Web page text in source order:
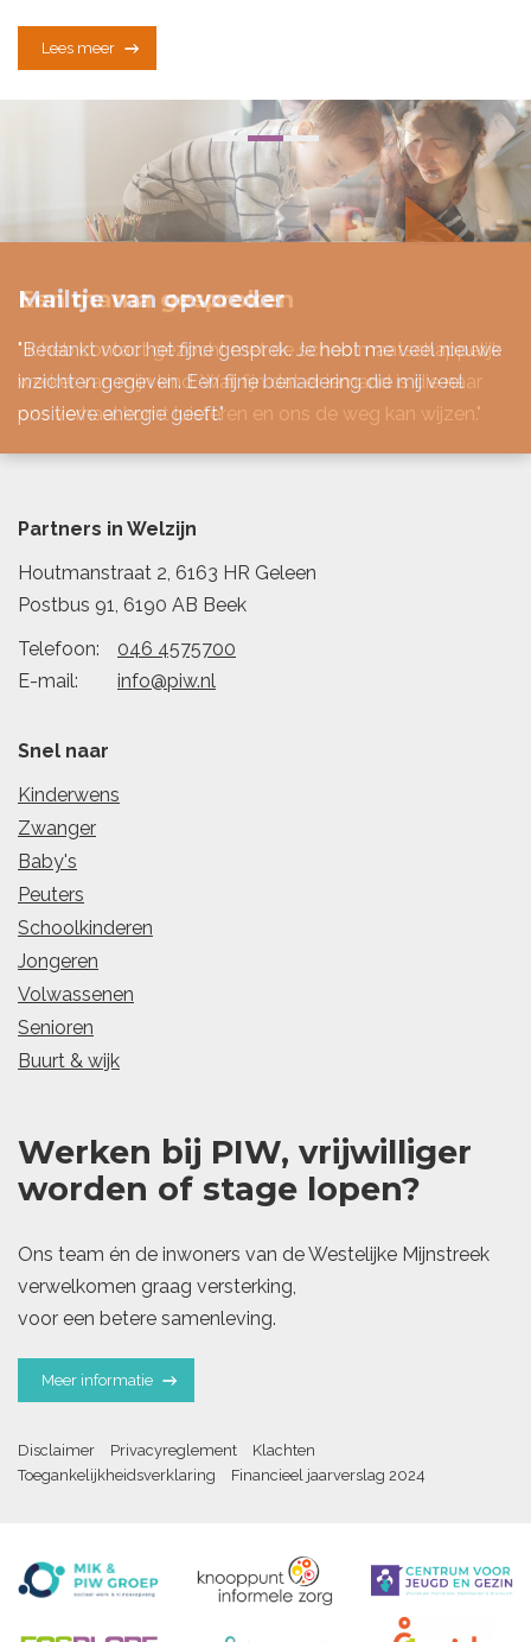
Lees meer
Mailtje van opvoeder
"Bedankt voor het fijne gesprek. Je hebt me veel nieuwe
inzichten gegeven. Een fijne benadering die mij veel
positieve energie geeft."
Partners in Welzijn
Houtmanstraat 2, 6163 HR Geleen
Postbus 91, 6190 AB Beek
Telefoon:
046 4575700
E-mail:
info@piw.nl
Snel naar
Kinderwens
Zwanger
Baby's
Peuters
Schoolkinderen
Jongeren
Volwassenen
Senioren
Buurt & wijk
Werken bij PIW, vrijwilliger
worden of stage lopen?
Ons team én de inwoners van de Westelijke Mijnstreek
verwelkomen graag versterking,
voor een betere samenleving.
Meer informatie
Disclaimer Privacyreglement
Klachten
Toegankelijkheidsverklaring
Financieel jaarverslag 2024